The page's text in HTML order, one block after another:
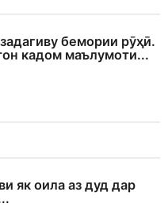
бемории рӯҳӣ.
кадом маълумоти...
як оила аз дуд дар